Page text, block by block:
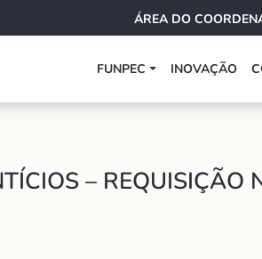
ÁREA DO
FUNPEC INOVAÇÃO
– REQUISIÇÃO